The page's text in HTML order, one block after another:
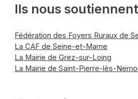
Ils nous soutiennent
Fédération des Foyers Ruraux de
La CAF de Seine-et-Marne
La Mairie de Grez-sur-Loing
La Mairie de Saint-Pierre-lès-